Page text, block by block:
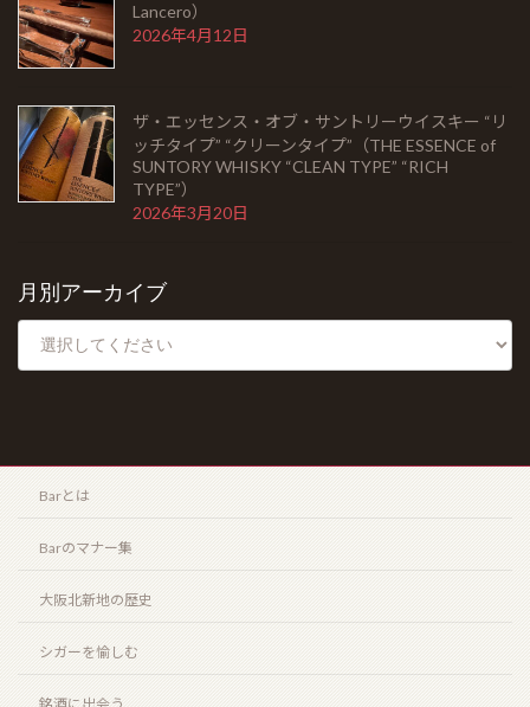
Lancero）
2026年4月12日
ザ・エッセンス・オブ・サントリーウイスキー “リ
ッチタイプ” “クリーンタイプ”（THE ESSENCE of
SUNTORY WHISKY “CLEAN TYPE” “RICH
TYPE”）
2026年3月20日
月別アーカイブ
Barとは
Barのマナー集
大阪北新地の歴史
シガーを愉しむ